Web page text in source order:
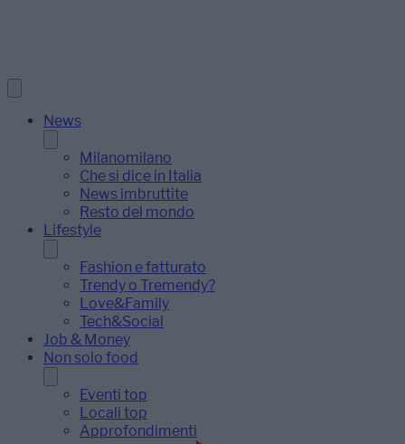
News
Milanomilano
Che si dice in Italia
News imbruttite
Resto del mondo
Lifestyle
Fashion e fatturato
Trendy o Tremendy?
Love&Family
Tech&Social
Job & Money
Non solo food
Eventi top
Locali top
Approfondimenti